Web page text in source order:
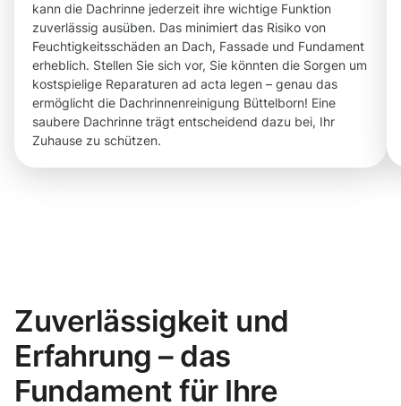
kann die Dachrinne jederzeit ihre wichtige Funktion
zuverlässig ausüben. Das minimiert das Risiko von
Feuchtigkeitsschäden an Dach, Fassade und Fundament
erheblich. Stellen Sie sich vor, Sie könnten die Sorgen um
kostspielige Reparaturen ad acta legen – genau das
ermöglicht die Dachrinnenreinigung Büttelborn! Eine
saubere Dachrinne trägt entscheidend dazu bei, Ihr
Zuhause zu schützen.
Zuverlässigkeit und
Erfahrung – das
Fundament für Ihre